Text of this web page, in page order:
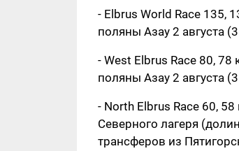
- Elbrus World Race 135,
поляны Азау 2 августа
- West Elbrus Race 80,
поляны Азау 2 августа
- North Elbrus Race 60,
Северного лагеря
трансферов из